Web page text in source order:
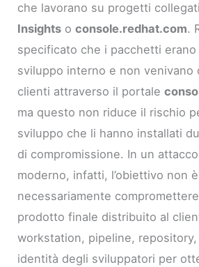
che lavorano su progetti
Insights oconsole.redhat.com.
specificato che i pacchetti
sviluppo interno e non venivano
clienti attraverso il portale
ma questo non riduce il rischio
sviluppo che li hanno installati
di compromissione. In un
moderno, infatti, l’obiettivo non è
necessariamente
prodotto finale distribuito al
workstation, pipeline,
identità degli sviluppatori per